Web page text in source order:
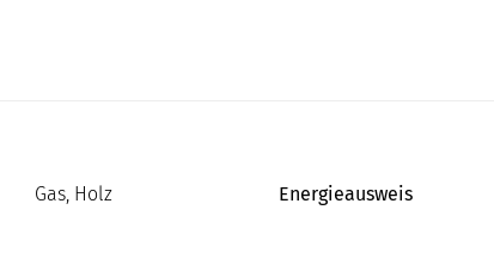
Gas, Holz Energieausweis